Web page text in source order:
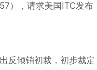
），请求美国ITC发布
反倾销初裁，初步裁定